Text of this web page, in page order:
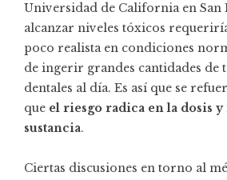
Universidad de California en San
alcanzar niveles tóxicos
poco realista en condiciones
de ingerir grandes cantidades de
dentales al día. Es así que se
que el riesgo radica en la dosis y
sustancia.
Ciertas discusiones en torno al